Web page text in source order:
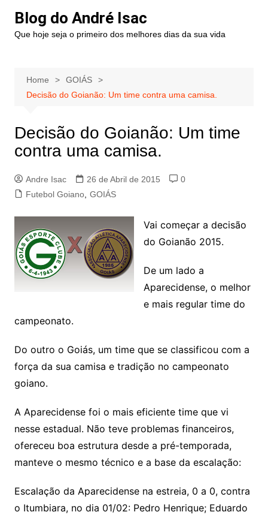
Blog do André Isac
Que hoje seja o primeiro dos melhores dias da sua vida
Home
GOIÁS
Decisão do Goianão: Um time contra uma camisa.
Decisão do Goianão: Um time
contra uma camisa.
Andre Isac 26 de Abril de 2015
0
Futebol Goiano, GOIÁS
Vai começar a decisão
do Goianão 2015.
De um lado a
Aparecidense, o melhor
e mais regular time do
campeonato.
Do outro o Goiás, um time que se classificou com a
força da sua camisa e tradição no campeonato
goiano.
A Aparecidense foi o mais eficiente time que vi
nesse estadual. Não teve problemas financeiros,
ofereceu boa estrutura desde a pré-temporada,
manteve o mesmo técnico e a base da escalação:
Escalação da Aparecidense na estreia, 0 a 0, contra
o Itumbiara, no dia 01/02: Pedro Henrique; Eduardo